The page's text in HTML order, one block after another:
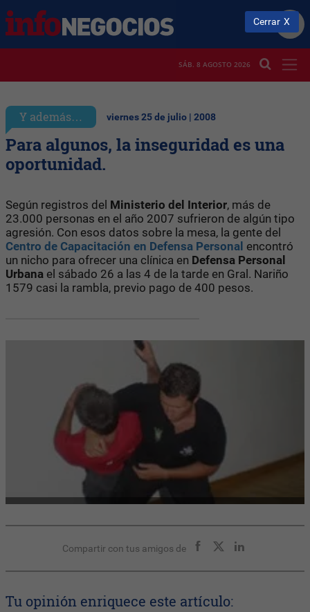
SÁB. 8 AGOSTO 2026
Y además… viernes 25 de julio | 2008
Para algunos, la inseguridad es una
oportunidad.
Según registros del Ministerio del Interior, más de
23.000 personas en el año 2007 sufrieron de algún tipo
agresión. Con esos datos sobre la mesa, la gente del
Centro de Capacitación en Defensa Personal encontró
un nicho para ofrecer una clínica en Defensa Personal
Urbana el sábado 26 a las 4 de la tarde en Gral. Nariño
1579 casi la rambla, previo pago de 400 pesos.
Compartir con tus amigos de
Tu opinión enriquece este artículo:
Cerrar